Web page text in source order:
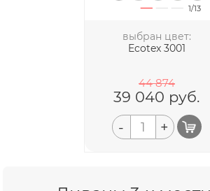
1/13
выбран цвет:
Ecotex 3001
44 874
39 040 руб.
- +